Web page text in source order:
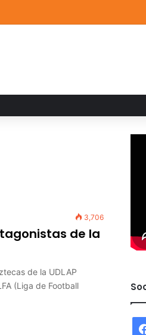
capaz de clasificar episodios
3,706
de la
de la UDLAP
(Liga de Football